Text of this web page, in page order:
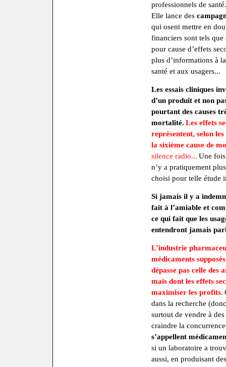
professionnels de
Elle lance des
qui osent mettre en
financiers sont tels que
pour cause d’effets
plus d’informations à
santé et aux usagers...
Les essais cliniques
d’un produit et non
pourtant des causes
mortalité. Les effets
représentent, selon
la sixième cause de
silence radio... Une
n’y a pratiquement
choisi pour telle étude
Si jamais il y a
fait à l’amiable et
ce qui fait que les
entendront jamais
L’industrie
médicaments
dépasse pas celle des
mais dont les effets
maximiser les profits.
dans la recherche
surtout de vendre à
craindre la
s’appellent
si un laboratoire a
aussi, en produisant